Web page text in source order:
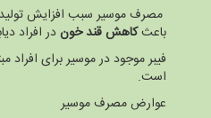
مصرف موسیر سبب افزایش
باعثکاهش قند خوندر افراد
است.
عوارض مصرف موسیر